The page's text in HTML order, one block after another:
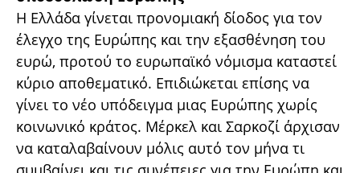
Η Ελλάδα γίνεται προνομιακή δίοδος για τον
έλεγχο της Ευρώπης και την εξασθένηση του
ευρώ, προτού το ευρωπαϊκό νόμισμα καταστεί
κύριο αποθεματικό. Επιδιώκεται επίσης να
γίνει το νέο υπόδειγμα μιας Ευρώπης χωρίς
κοινωνικό κράτος. Μέρκελ και Σαρκοζί άρχισαν
να καταλαβαίνουν μόλις αυτό τον μήνα τι